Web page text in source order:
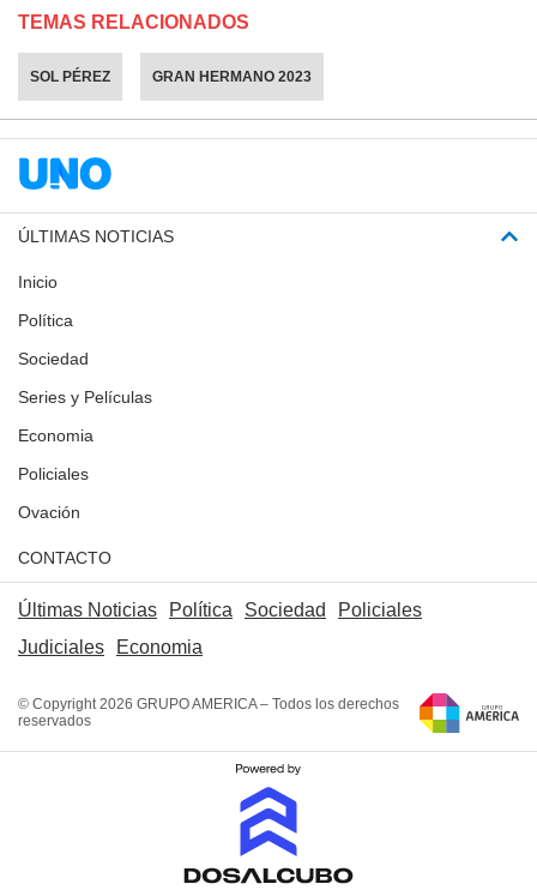
TEMAS RELACIONADOS
SOL PÉREZ GRAN HERMANO 2023
ÚLTIMAS NOTICIAS
Inicio
Política
Sociedad
Series y Películas
Economia
Policiales
Ovación
CONTACTO
Últimas Noticias Política Sociedad
Policiales
Judiciales
Economia
© Copyright 2026 GRUPO AMERICA – Todos los derechos
reservados